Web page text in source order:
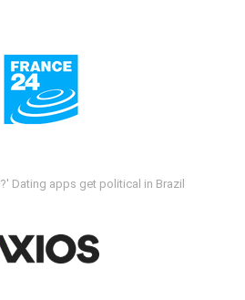
Dating apps get political in Brazil